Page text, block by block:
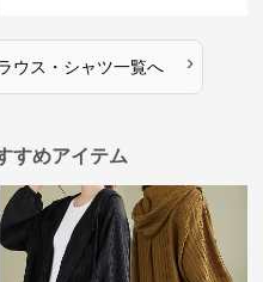
ウス・シャツ一覧へ ›
すめアイテム